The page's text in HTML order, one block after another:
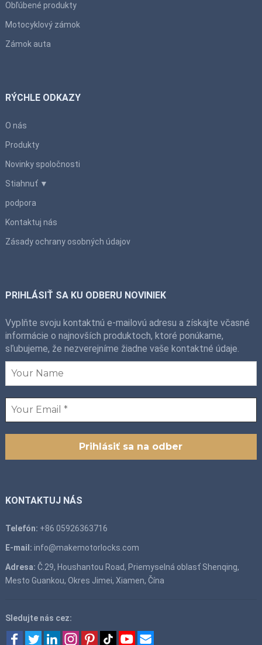
Obľúbené produkty
Motocyklový zámok
Zámok auta
RÝCHLE ODKAZY
O nás
Produkty
Novinky spoločnosti
Stiahnuť ▼
podpora
Kontaktuj nás
Zásady ochrany osobných údajov
PRIHLÁSIŤ SA KU ODBERU NOVINIEK
Vyplňte svoju kontaktnú e-mailovú adresu a získajte včasné
informácie o najnovších produktoch, ktoré ponúkame,
sľubujeme, že nezverejníme žiadne vaše kontaktné údaje.
KONTAKTUJ NÁS
Telefón: +86 05926363716
E-mail: info@makemotorlocks.com
Adresa: Č.29, Houshantou Road, Priemyselná oblasť Shenqing,
Mesto Guankou, Okres Jimei, Xiamen, Čína
Sledujte nás cez: